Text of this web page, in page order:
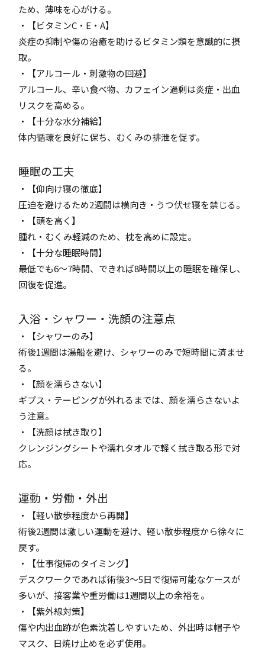
ため、薄味を心がける。
・【ビタミンC・E・A】
炎症の抑制や傷の治癒を助けるビタミン類を意識的に摂
取。
・【アルコール・刺激物の回避】
アルコール、辛い食べ物、カフェイン過剰は炎症・出血
リスクを高める。
・【十分な水分補給】
体内循環を良好に保ち、むくみの排泄を促す。
睡眠の工夫
・【仰向け寝の徹底】
圧迫を避けるため2週間は横向き・うつ伏せ寝を禁じる。
・【頭を高く】
腫れ・むくみ軽減のため、枕を高めに設定。
・【十分な睡眠時間】
最低でも6〜7時間、できれば8時間以上の睡眠を確保し、
回復を促進。
入浴・シャワー・洗顔の注意点
・【シャワーのみ】
術後1週間は湯船を避け、シャワーのみで短時間に済ませ
る。
・【顔を濡らさない】
ギプス・テーピングが外れるまでは、顔を濡らさないよ
う注意。
・【洗顔は拭き取り】
クレンジングシートや濡れタオルで軽く拭き取る形で対
応。
運動・労働・外出
・【軽い散歩程度から再開】
術後2週間は激しい運動を避け、軽い散歩程度から徐々に
戻す。
・【仕事復帰のタイミング】
デスクワークであれば術後3〜5日で復帰可能なケースが
多いが、接客業や重労働は1週間以上の余裕を。
・【紫外線対策】
傷や内出血跡が色素沈着しやすいため、外出時は帽子や
マスク、日焼け止めを必ず使用。